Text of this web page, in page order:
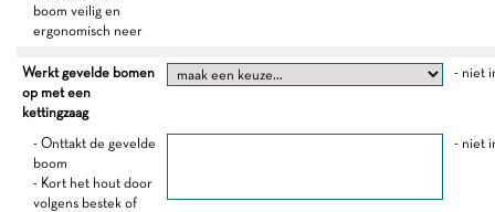
boom veilig en
ergonomisch neer
Werkt gevelde bomen
op met een
kettingzaag
- niet
- Onttakt de gevelde
boom
- Kort het hout door
volgens bestek of
- niet